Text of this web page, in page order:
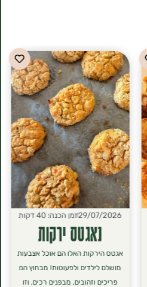
29/07/2026זמן הכנה: 40 דקות
נאגטס ירקות
אגטס הירקות האלו הם אוכל אצבעות
מושלם לילדים ולפעוטות! מבחוץ הם
פריכים וזהובים, מבפנים רכים, וזו